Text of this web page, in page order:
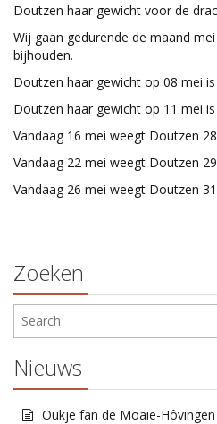
Doutzen haar gewicht voor de
Wij gaan gedurende de maand
bijhouden.
Doutzen haar gewicht op 08 mei
Doutzen haar gewicht op 11 mei
Vandaag 16 mei weegt Doutzen
Vandaag 22 mei weegt Doutzen
Vandaag 26 mei weegt Doutzen
Zoeken
Nieuws
Oukje fan de Moaie-Hôvingen